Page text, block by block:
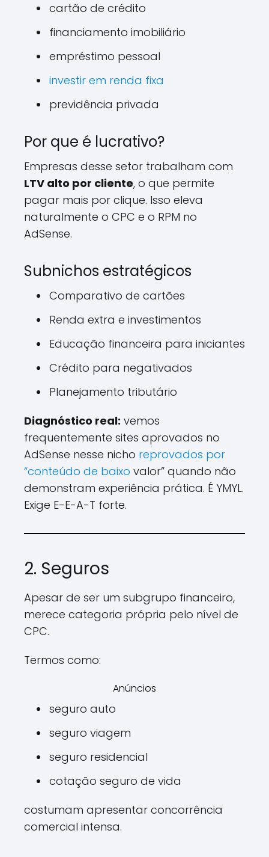
cartão de crédito
financiamento imobiliário
empréstimo pessoal
investir em renda fixa
previdência privada
Por que é lucrativo?
Empresas desse setor trabalham com
LTV alto por cliente, o que permite
pagar mais por clique. Isso eleva
naturalmente o CPC e o RPM no
AdSense.
Subnichos estratégicos
Comparativo de cartões
Renda extra e investimentos
Educação financeira para iniciantes
Crédito para negativados
Planejamento tributário
Diagnóstico real: vemos
frequentemente sites aprovados no
AdSense nesse nicho reprovados por
“conteúdo de baixo valor” quando não
demonstram experiência prática. É YMYL.
Exige E-E-A-T forte.
2. Seguros
Apesar de ser um subgrupo financeiro,
merece categoria própria pelo nível de
CPC.
Termos como:
Anúncios
seguro auto
seguro viagem
seguro residencial
cotação seguro de vida
costumam apresentar concorrência
comercial intensa.